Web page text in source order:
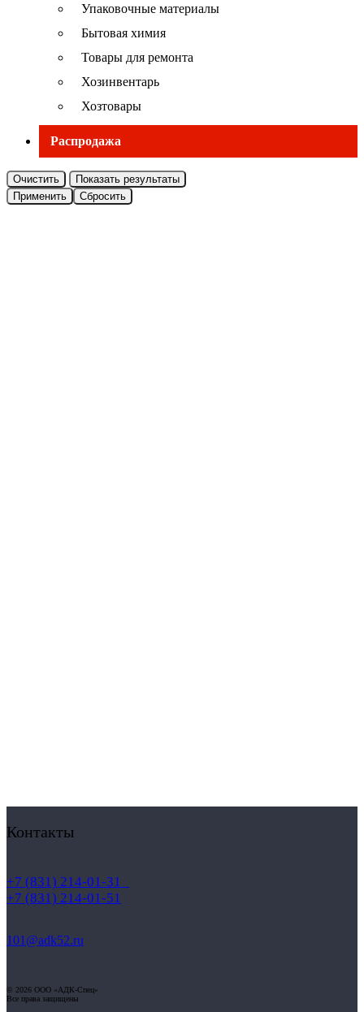
Упаковочные материалы
Бытовая химия
Товары для ремонта
Хозинвентарь
Хозтовары
Распродажа
Очистить
Показать результаты
Применить
Сбросить
Контакты
+7 (831) 214-01-31
+7 (831) 214-01-51
101@adk52.ru
© 2026 ООО «АДК-Спец»
Все права защищены